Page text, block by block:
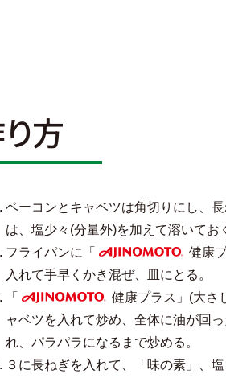
方
ベーコンとキャベツは角切りにし、
は、塩少々(分量外)を加えて溶いてお
フライパンに「
AJINOMOTO
健康
入れて手早くかき混ぜ、皿にとる。
「
AJINOMOTO
健康プラス」(大さ
ャベツを入れて炒め、全体に油が回
れ、パラパラになるまで炒める。
３に長ねぎを入れて、「味の素」、